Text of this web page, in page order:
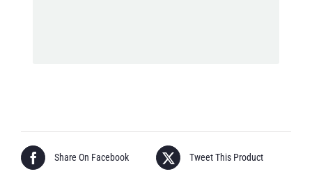
Share On Facebook Tweet This Product